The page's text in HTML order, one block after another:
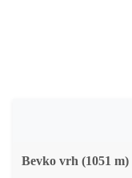
Bevko vrh (1051